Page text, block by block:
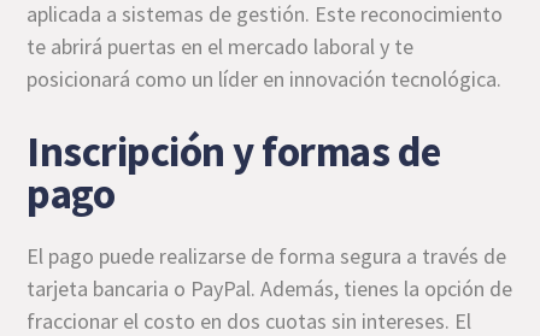
aplicada a sistemas de gestión. Este reconocimiento
te abrirá puertas en el mercado laboral y te
posicionará como un líder en innovación tecnológica.
Inscripción y formas de
pago
El pago puede realizarse de forma segura a través de
tarjeta bancaria o PayPal. Además, tienes la opción de
fraccionar el costo en dos cuotas sin intereses. El